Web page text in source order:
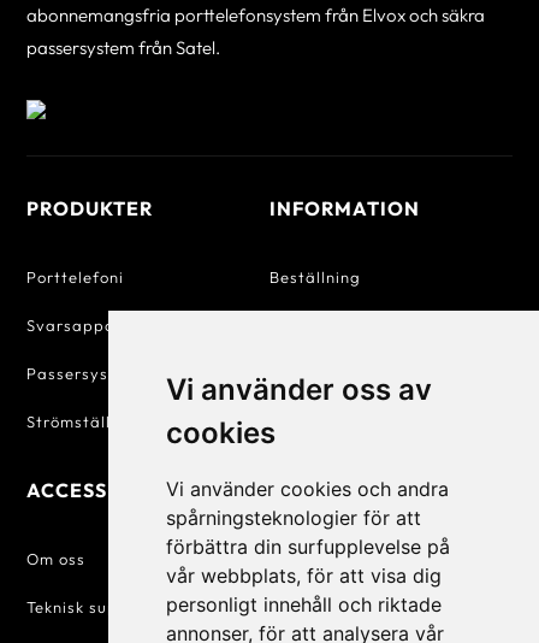
Vi använder oss av
cookies
Vi använder cookies och andra
spårningsteknologier för att
förbättra din surfupplevelse på
vår webbplats, för att visa dig
personligt innehåll och riktade
annonser, för att analysera vår
abonnemangsfria porttelefonsystem från Elvox och säkra
passersystem från Satel.
PRODUKTER
Porttelefoni
Svarsapparater
Passersystem
Strömställare & Uttag
ACCESSIQ
Om oss
Teknisk support
INFORMATION
Beställning
KONTAKT
 +46 31 830 222
 info@accessiq.se